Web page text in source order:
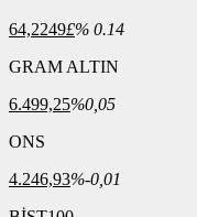
64,2249£% 0.14
GRAM ALTIN
6.499,25%0,05
ONS
4.246,93%-0,01